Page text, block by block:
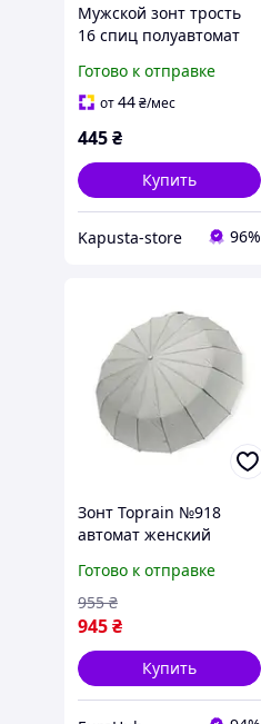
Мужской зонт трость
16 спиц полуавтомат
с чехлом KA
Готово к отправке
от44₴/мес
445₴
Купить
Kapusta-store 96%
Зонт Toprain №918
автомат женский
Серый
Готово к отправке
945₴
955 ₴
Купить